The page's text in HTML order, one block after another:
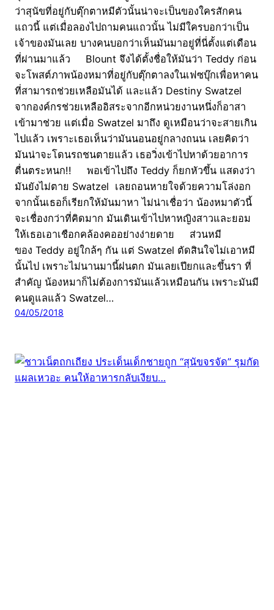
ว่าสุนัขที่อยู่กับตุ๊กตาหมีตัวนั้นน่าจะเป็นของใครสักคน
แถวนี้ แต่เมื่อลองไปถามคนแถวนั้น ไม่มีใครบอกว่าเป็น
เจ้าของมันเลย บางคนบอกว่าเห็นมันมาอยู่ที่นี่ตั้งแต่เดือน
ที่ผ่านมาแล้ว Blount จึงได้ตั้งชื่อให้มันว่า Teddy ก่อน
จะโพสต์ภาพน้องหมาที่อยู่กับตุ๊กตาลงในเฟซบุ๊กเพื่อหาคน
ที่สามารถช่วยเหลือมันได้ และแล้ว Destiny Swatzel
จากองค์กรช่วยเหลืออิสระจากอีกหน่วยงานหนึ่งก็อาสา
เข้ามาช่วย แต่เมื่อ Swatzel มาถึง ดูเหมือนว่าจะสายเกิน
ไปแล้ว เพราะเธอเห็นว่ามันนอนอยู่กลางถนน เลยคิดว่า
มันน่าจะโดนรถชนตายแล้ว เธอวิ่งเข้าไปหาด้วยอาการ
ตื่นตระหนก!! พอเข้าไปถึง Teddy ก็ยกหัวขึ้น แสดงว่า
มันยังไม่ตาย Swatzel เลยถอนหายใจด้วยความโล่งอก
จากนั้นเธอก็เรียกให้มันมาหา ไม่น่าเชื่อว่า น้องหมาตัวนี้
จะเชื่องกว่าที่คิดมาก มันเดินเข้าไปหาหญิงสาวและยอม
ให้เธอเอาเชือกคล้องคออย่างง่ายดาย ส่วนหมี
ของ Teddy อยู่ใกล้ๆ กัน แต่ Swatzel ตัดสินใจไม่เอาหมี
นั้นไป เพราะไม่นานมานี้ฝนตก มันเลยเปียกและขึ้นรา ที่
สำคัญ น้องหมาก็ไม่ต้องการมันแล้วเหมือนกัน เพราะมันมี
คนดูแลแล้ว Swatzel…
04/05/2018